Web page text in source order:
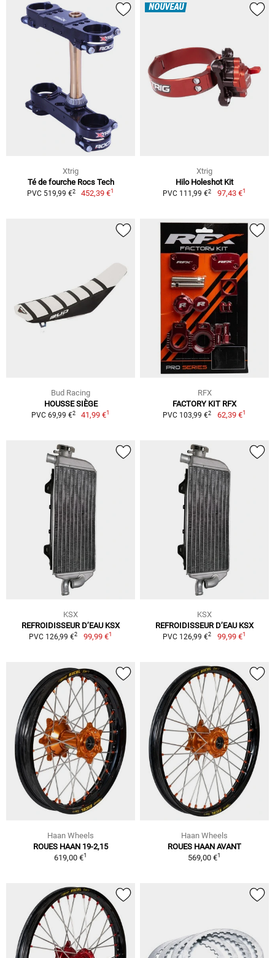
Xtrig
Té de fourche Rocs Tech
PVC 519,99 €2 452,39 €1
NOUVEAU
Xtrig
Hilo Holeshot Kit
PVC 111,99 €2 97,43 €1
Bud Racing
HOUSSE SIÈGE
PVC 69,99 €2 41,99 €1
RFX
FACTORY KIT RFX
PVC 103,99 €2 62,39 €1
KSX
REFROIDISSEUR D’EAU KSX
PVC 126,99 €2 99,99 €1
KSX
REFROIDISSEUR D’EAU KSX
PVC 126,99 €2 99,99 €1
Haan Wheels
ROUES HAAN 19-2,15
619,00 €1
Haan Wheels
ROUES HAAN AVANT
569,00 €1